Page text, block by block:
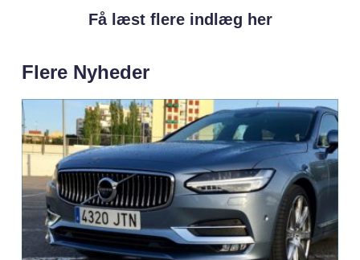
Få læst flere indlæg her
Flere Nyheder